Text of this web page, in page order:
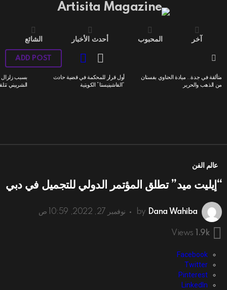
آخر المحبوب أحدث الأخبار الشائع
SWITCH
SKIN
ADD POST
LATEST
STORIES
متألقة في جدة.. ميادة الحناوي بفستان
من الذهب والحرير
أول قرار للمحكمة في قضية حادث
“الفاشينيستا” الكويتية
بسبب زلزال
الشربيني
عالم الفن
“إيليت ميد” تطلق المؤتمر الدولي للتجميل في دبي
by Dana Wahiba نوفمبر 27, 2022, 10:59 ص
1.9k
Views
Facebook
Twitter
Pinterest
LinkedIn